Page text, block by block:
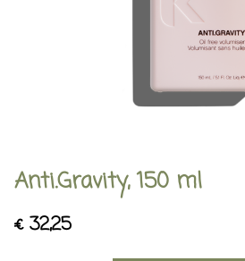
Anti.Gravity, 150 ml
€32,25